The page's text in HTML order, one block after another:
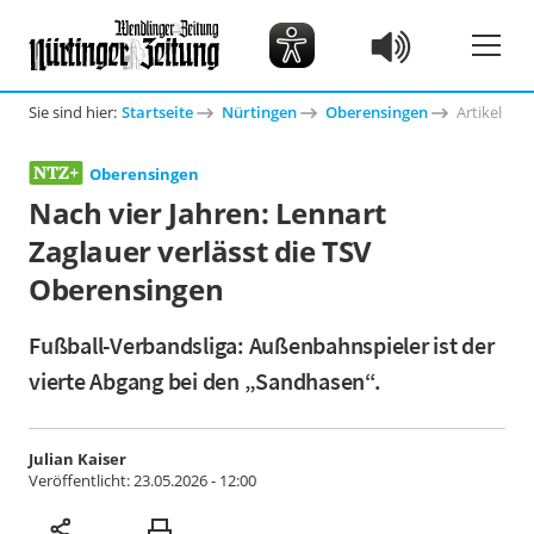
Sie sind hier: Startseite Nürtingen Oberensingen Artikel
Oberensingen
Nach vier Jahren: Lennart
Zaglauer verlässt die TSV
Oberensingen
Fußball-Verbandsliga: Außenbahnspieler ist der
vierte Abgang bei den „Sandhasen“.
Julian Kaiser
Veröffentlicht:23.05.2026 - 12:00